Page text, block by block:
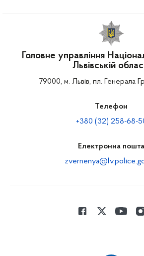
Головне управління
Львівській
79000, м. Львів, пл. Генерала
Телефон
+380 (32) 258-68-
Електронна пошта